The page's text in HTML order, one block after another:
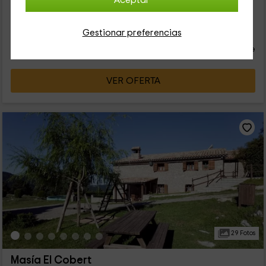
Gestionar preferencias
Contacto directo
persona y noche
VER OFERTA
29 Fotos
Masía El Cobert